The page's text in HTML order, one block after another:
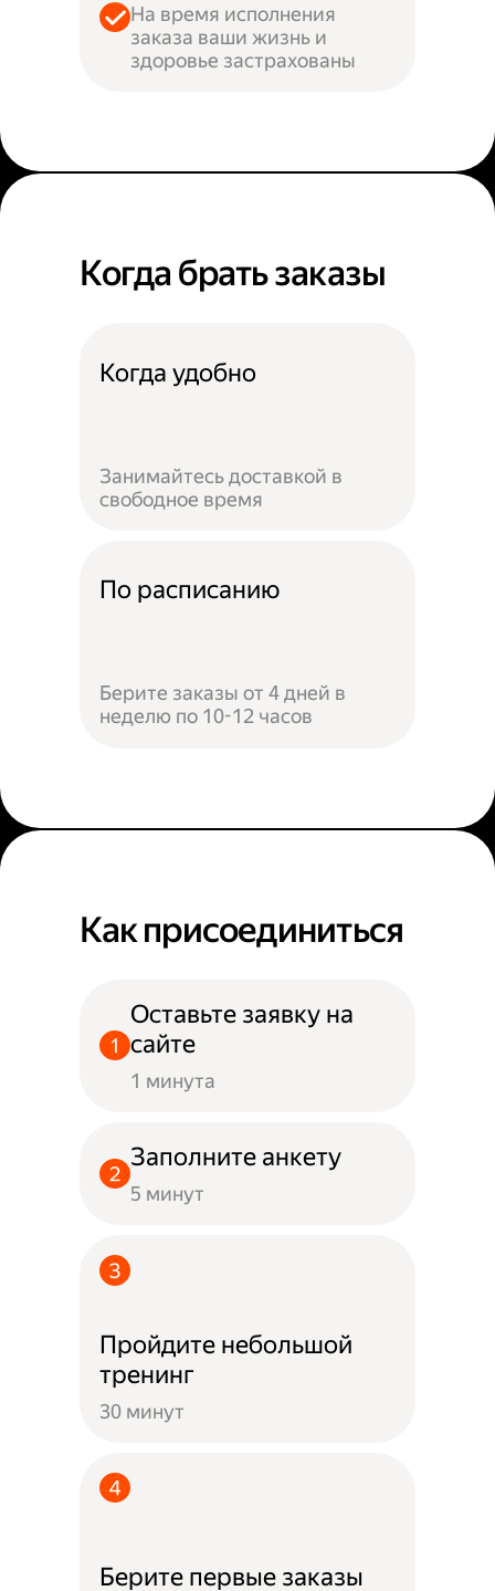
На время исполнения
заказа ваши жизнь и
здоровье застрахованы
Когда брать заказы
Когда удобно
Занимайтесь доставкой в
свободное время
По расписанию
Берите заказы от 4 дней в
неделю по 10-12 часов
Как присоединиться
Оставьте заявку на
сайте
1 минута
Заполните анкету
5 минут
Пройдите небольшой
тренинг
30 минут
Берите первые заказы